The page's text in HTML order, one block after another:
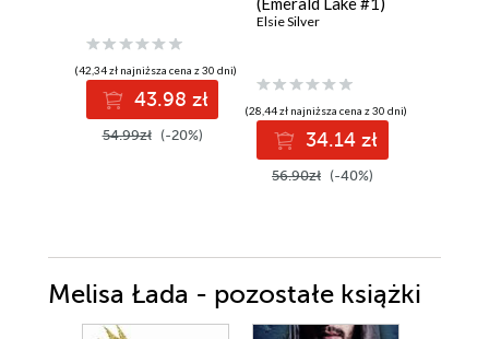
(42,34 zł najniższa cena z 30 dni)
43.98 zł
54.99zł (-20%)
Elsie Silver
(28,44 zł najniższa cena z 30 dni)
34.14 zł
56.90zł (-40%)
Melisa Łada - pozostałe książki